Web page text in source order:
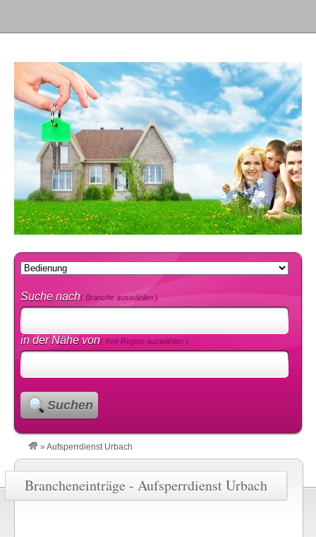
Suche nach( Branche auswählen )
in der Nähe von( Ihre Region auswählen )
Suchen
» Aufsperrdienst Urbach
Brancheneinträge - Aufsperrdienst Urbach